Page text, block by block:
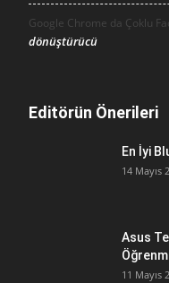
Google Chrome da Çoklu
dönüştürücü
Editörün Önerileri
En İyi
14 Mayıs
Asus
11 Mayıs